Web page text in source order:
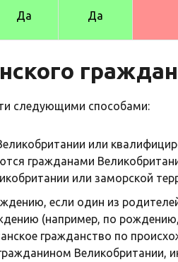
Да Да
следующими способами:
или
гражданами
или заморской
если один из
(например, по
гражданство по
Великобритании,